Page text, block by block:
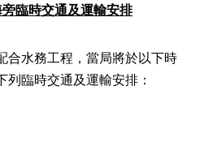
臨時交通及運輸安排
水務工程，當局將於以下時
臨時交通及運輸安排：